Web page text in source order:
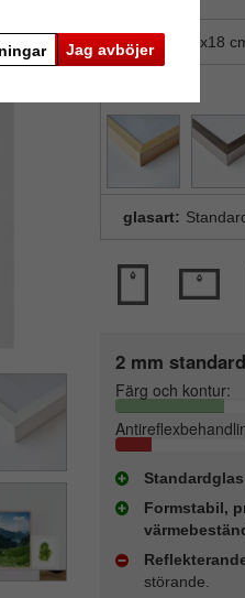
Jag avböjer
format: 13x18
glasart:
2 mm
Färg och kontur:
Standardglas
Formstabil,
störande.